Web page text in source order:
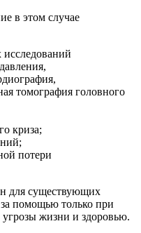
в этом случае
томография головного
криза;
потери
для существующих
помощью только при
жизни и здоровью.